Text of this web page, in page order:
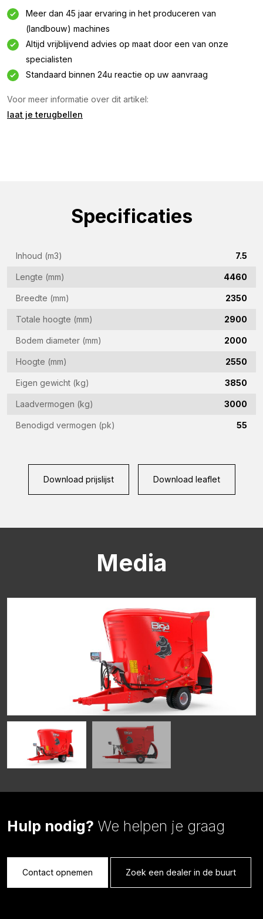
Meer dan 45 jaar ervaring in het produceren van
(landbouw) machines
Altijd vrijblijvend advies op maat door een van onze
specialisten
Standaard binnen 24u reactie op uw aanvraag
Voor meer informatie over dit artikel:
laat je terugbellen
Specificaties
Inhoud (m3) 7.5
Lengte (mm) 4460
Breedte (mm) 2350
Totale hoogte (mm) 2900
Bodem diameter (mm) 2000
Hoogte (mm) 2550
Eigen gewicht (kg) 3850
Laadvermogen (kg) 3000
Benodigd vermogen (pk) 55
Download prijslijst Download leaflet
Media
Hulp nodig? We helpen je graag
Contact opnemen Zoek een dealer in de buurt
Informatie aanvragen
via dit formulier.
Naam
(Vereist)
Land
Woonplaats
(Vereist)
CAPTCHA